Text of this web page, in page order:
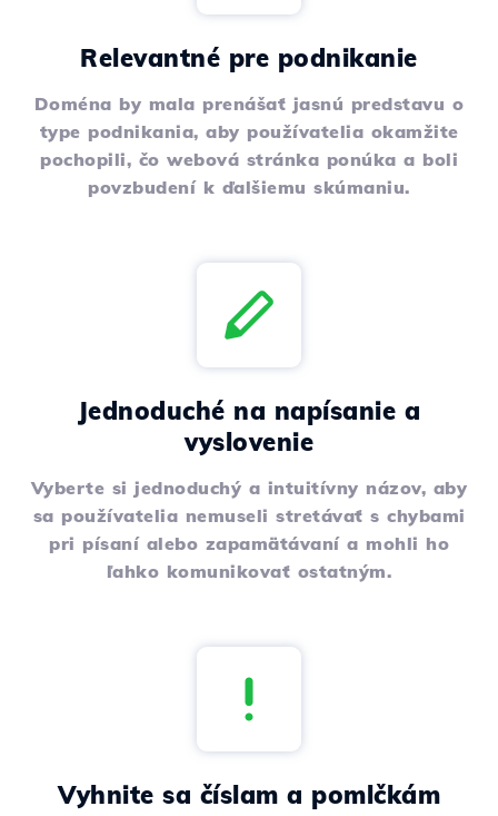
Relevantné pre podnikanie
Doména by mala prenášať jasnú predstavu o
type podnikania, aby používatelia okamžite
pochopili, čo webová stránka ponúka a boli
povzbudení k ďalšiemu skúmaniu.
Jednoduché na napísanie a
vyslovenie
Vyberte si jednoduchý a intuitívny názov, aby
sa používatelia nemuseli stretávať s chybami
pri písaní alebo zapamätávaní a mohli ho
ľahko komunikovať ostatným.
Vyhnite sa číslam a pomlčkám